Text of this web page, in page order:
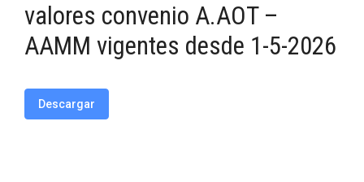
valores convenio A.AOT –
AAMM vigentes desde 1-5-2026
Descargar